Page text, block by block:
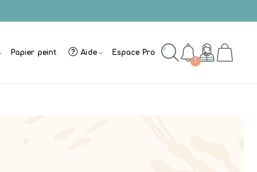
Papier peint Aide
Espace Pro
1